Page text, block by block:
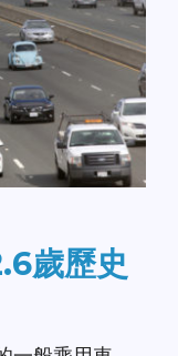
歲歷史